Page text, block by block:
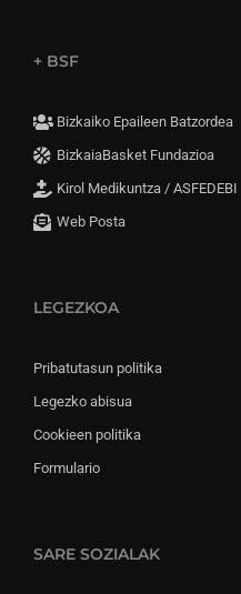
+ BSF
Bizkaiko Epaileen Batzordea
BizkaiaBasket Fundazioa
Kirol Medikuntza / ASFEDEBI
Web Posta
LEGEZKOA
Pribatutasun politika
Legezko abisua
Cookieen politika
Formulario
SARE SOZIALAK